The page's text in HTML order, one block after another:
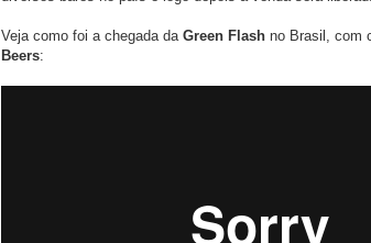
Veja como foi a chegada da Green Flash no Brasil, com
Beers: